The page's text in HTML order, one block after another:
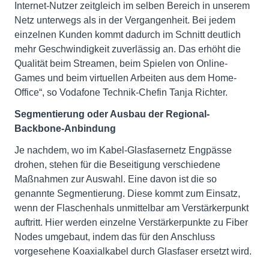
Internet-Nutzer zeitgleich im selben Bereich in unserem
Netz unterwegs als in der Vergangenheit. Bei jedem
einzelnen Kunden kommt dadurch im Schnitt deutlich
mehr Geschwindigkeit zuverlässig an. Das erhöht die
Qualität beim Streamen, beim Spielen von Online-
Games und beim virtuellen Arbeiten aus dem Home-
Office“, so Vodafone Technik-Chefin Tanja Richter.
Segmentierung oder Ausbau der Regional-
Backbone-Anbindung
Je nachdem, wo im Kabel-Glasfasernetz Engpässe
drohen, stehen für die Beseitigung verschiedene
Maßnahmen zur Auswahl. Eine davon ist die so
genannte Segmentierung. Diese kommt zum Einsatz,
wenn der Flaschenhals unmittelbar am Verstärkerpunkt
auftritt. Hier werden einzelne Verstärkerpunkte zu Fiber
Nodes umgebaut, indem das für den Anschluss
vorgesehene Koaxialkabel durch Glasfaser ersetzt wird.